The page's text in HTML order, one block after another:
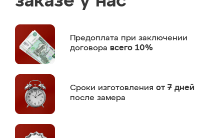
Предоплата при заключении
договора всего 10%
Сроки изготовления от 7 дней
после замера